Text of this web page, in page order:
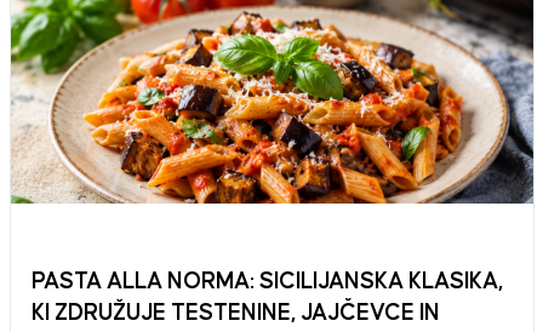
PASTA ALLA NORMA: SICILIJANSKA KLASIKA,
KI ZDRUŽUJE TESTENINE, JAJČEVCE IN